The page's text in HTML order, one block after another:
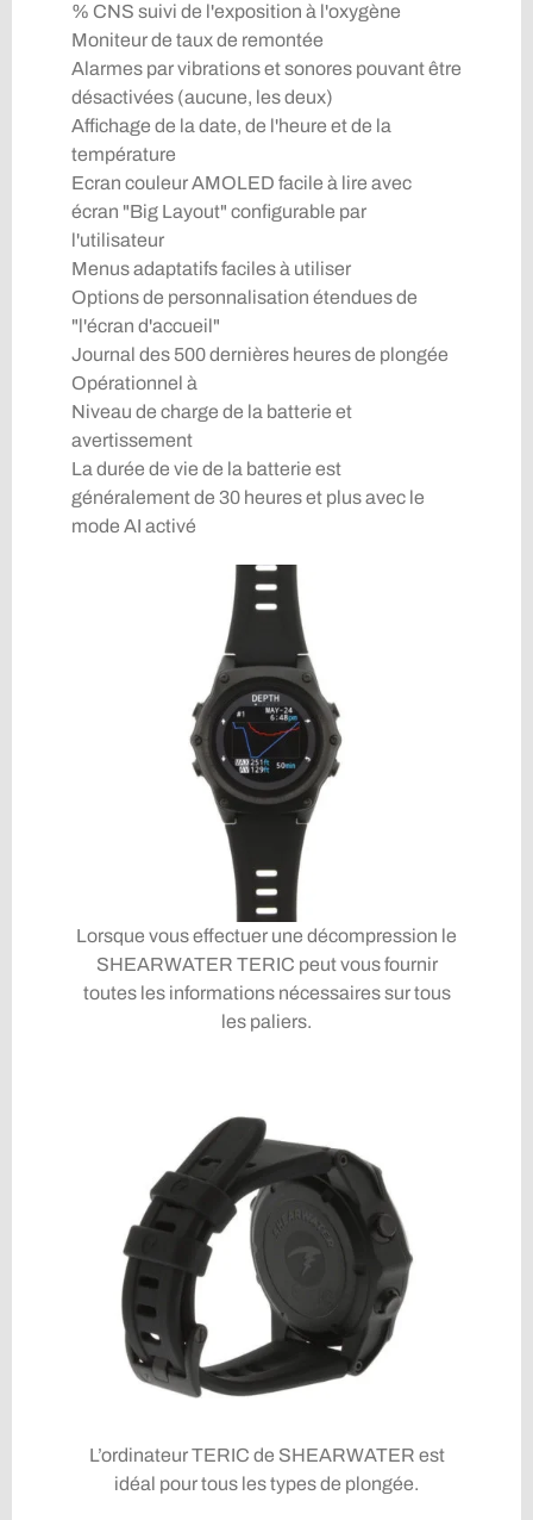
% CNS suivi de l'exposition à l'oxygène
Moniteur de taux de remontée
Alarmes par vibrations et sonores pouvant être
désactivées (aucune, les deux)
Affichage de la date, de l'heure et de la
température
Ecran couleur AMOLED facile à lire avec
écran "Big Layout" configurable par
l'utilisateur
Menus adaptatifs faciles à utiliser
Options de personnalisation étendues de
"l'écran d'accueil"
Journal des 500 dernières heures de plongée
Opérationnel à
Niveau de charge de la batterie et
avertissement
La durée de vie de la batterie est
généralement de 30 heures et plus avec le
mode AI activé
Lorsque vous effectuer une décompression le
SHEARWATER TERIC peut vous fournir
toutes les informations nécessaires sur tous
les paliers.
L’ordinateur TERIC de SHEARWATER est
idéal pour tous les types de plongée.